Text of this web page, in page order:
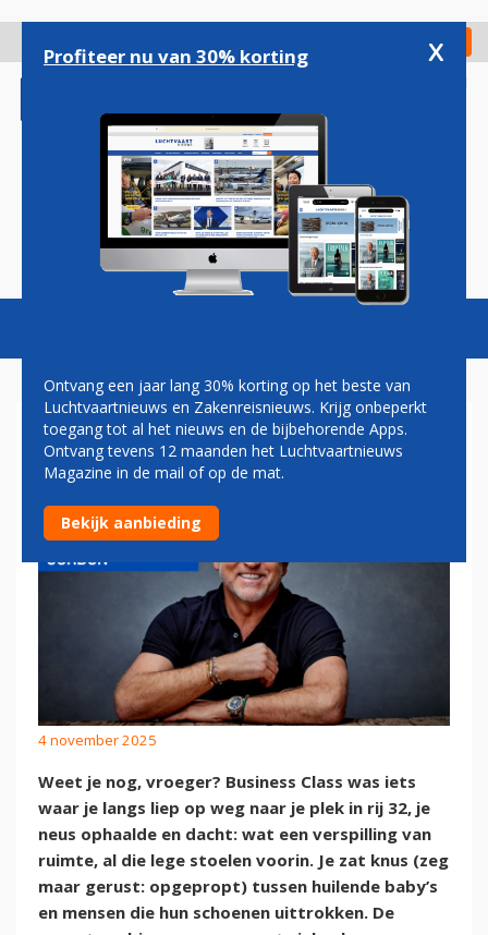
gaan
Check in
Magazine Podcasts Vacatures
DE OPKOMST VAN PREMIUM
4 november 2025
Weet je nog, vroeger? Business Class was iets
waar je langs liep op weg naar je plek in rij 32, je
neus ophaalde en dacht: wat een verspilling van
ruimte, al die lege stoelen voorin. Je zat knus (zeg
maar gerust: opgepropt) tussen huilende baby’s
en mensen die hun schoenen uittrokken. De
Profiteer nu van 30% korting x
Ontvang een jaar lang 30% korting op het beste van
Luchtvaartnieuws en Zakenreisnieuws. Krijg onbeperkt
toegang tot al het nieuws en de bijbehorende Apps.
Ontvang tevens 12 maanden het Luchtvaartnieuws
Magazine in de mail of op de mat.
Bekijk aanbieding